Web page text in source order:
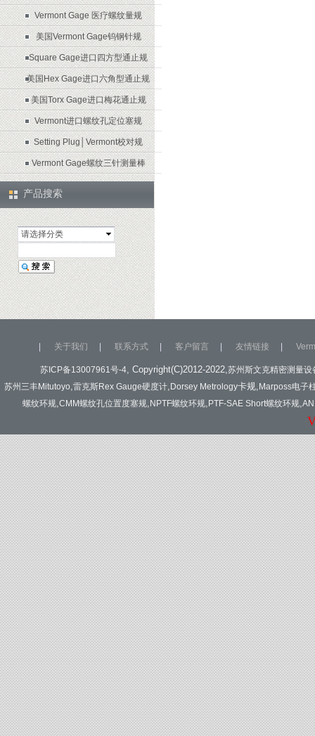
产品搜索
请选择分类
Vermont Gage 医疗螺纹量规
美国Vermont Gage钨钢针规
Square Gage进口四方型通止规
美国Hex Gage进口六角型通止规
美国Torx Gage进口梅花通止规
Vermont进口螺纹孔定位塞规
Setting Plug│Vermont校对规
Vermont Gage螺纹三针测量棒
苏ICP备13007961号-4, Copyright(C)2012-2022,苏州斯文克精密测量设
苏州三丰Mitutoyo,雷克斯Rex Gauge硬度计, Dorsey Metrology卡规, Marposs电子
螺纹环规,CMM螺纹孔位置度塞规, NPTF螺纹环规, PTF-SAE Short螺纹环规,
关于我们 联系方式 客户留言 友情链接